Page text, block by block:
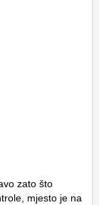
zato što
mjesto je na